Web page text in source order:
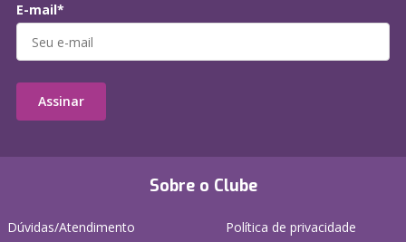
Sobre o Clube
Dúvidas/Atendimento
Política de privacidade
E-mail*
Assinar